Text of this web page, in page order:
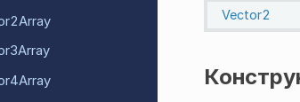
2Array
3Array
4Array
Vector2